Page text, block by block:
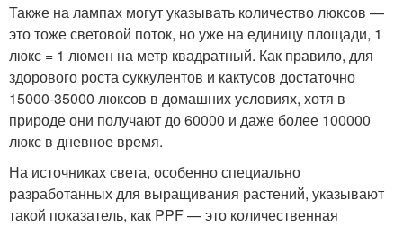
Также на лампах могут указывать количество люксов —
это тоже световой поток, но уже на единицу площади, 1
люкс = 1 люмен на метр квадратный. Как правило, для
здорового роста суккулентов и кактусов достаточно
15000-35000 люксов в домашних условиях, хотя в
природе они получают до 60000 и даже более 100000
люкс в дневное время.
На источниках света, особенно специально
разработанных для выращивания растений, указывают
такой показатель, как PPF — это количественная